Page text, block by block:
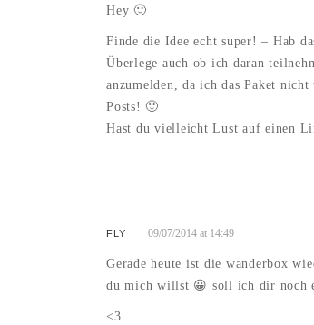
Hey 🙂
Finde die Idee echt super! – Hab
Überlege auch ob ich daran
anzumelden, da ich das Paket
Posts! 🙂
Hast du vielleicht Lust auf einen
FLY 09/07/2014 at 14:49
Gerade heute ist die wanderbox
du mich willst 😀 soll ich dir noch
<3